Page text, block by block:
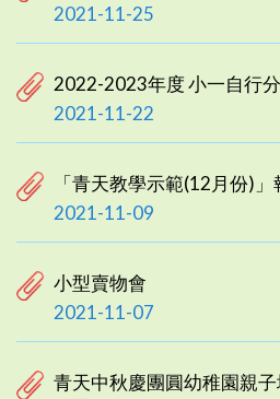
2021-11-25
2022-2023年度 小一自行
2021-11-22
「青天教學示範(12月份)」
2021-11-09
小型賣物會
2021-11-07
青天中秋慶團圓幼稚園親